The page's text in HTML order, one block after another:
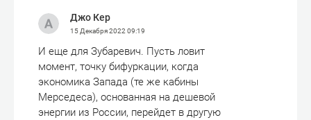
Джо Кер
15 Декабря 2022 09:19
И еще для Зубаревич. Пусть ловит
момент, точку бифуркации, когда
экономика Запада (те же кабины
Мерседеса), основанная на дешевой
энергии из России, перейдет в другую